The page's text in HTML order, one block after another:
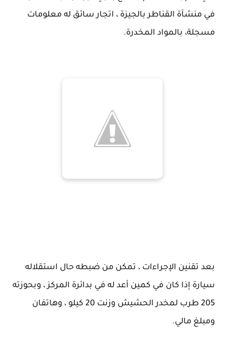
في منشآة القناطر بالجيزة ، اتجار سائق له معلومات
مسجلة، بالمواد المخدرة.
بعد تقنين الإجراءات ، تمكن من ضبطه حال استقلاله
سيارة إذا كان في كمين أعد له في بدائرة المركز ، وبحوزته
205 طرب لمخدر الحشيش وزنت 20 كيلو ، وهاتفان
ومبلغ مالي.